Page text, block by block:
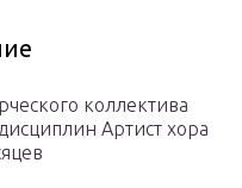
коллектива
Артист хора